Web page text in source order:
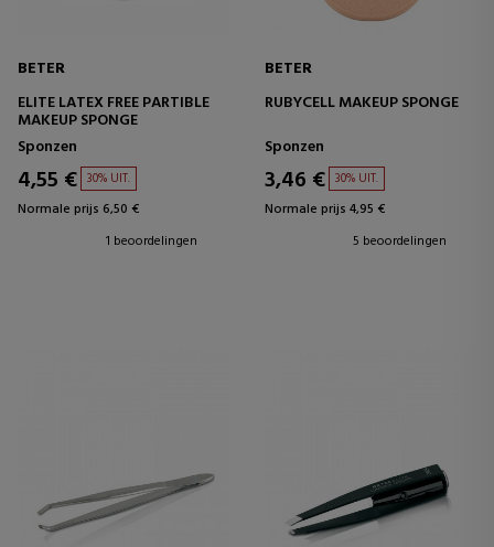
BETER
ELITE LATEX FREE PARTIBLE
MAKEUP SPONGE
Sponzen
4,55 € 30% UIT.
Normale prijs 6,50 €
1 beoordelingen
BETER
RUBYCELL MAKEUP SPONGE
Sponzen
3,46 € 30% UIT.
Normale prijs 4,95 €
5 beoordelingen